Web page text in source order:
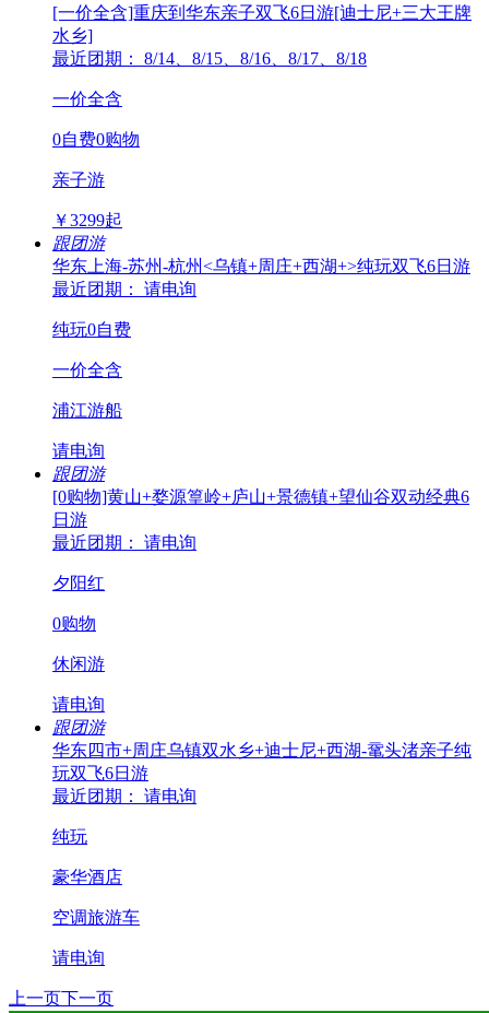
[一价全含]重庆到华东亲子双飞6日游[迪士尼+三大王牌
水乡]
最近团期： 8/14、8/15、8/16、8/17、8/18
一价全含
0自费0购物
亲子游
￥3299起
跟团游
华东上海-苏州-杭州<乌镇+周庄+西湖+>纯玩双飞6日游
最近团期： 请电询
纯玩0自费
一价全含
浦江游船
请电询
跟团游
[0购物]黄山+婺源篁岭+庐山+景德镇+望仙谷双动经典6
日游
最近团期： 请电询
夕阳红
0购物
休闲游
请电询
跟团游
华东四市+周庄乌镇双水乡+迪士尼+西湖-鼋头渚亲子纯
玩双飞6日游
最近团期： 请电询
纯玩
豪华酒店
空调旅游车
请电询
上一页下一页